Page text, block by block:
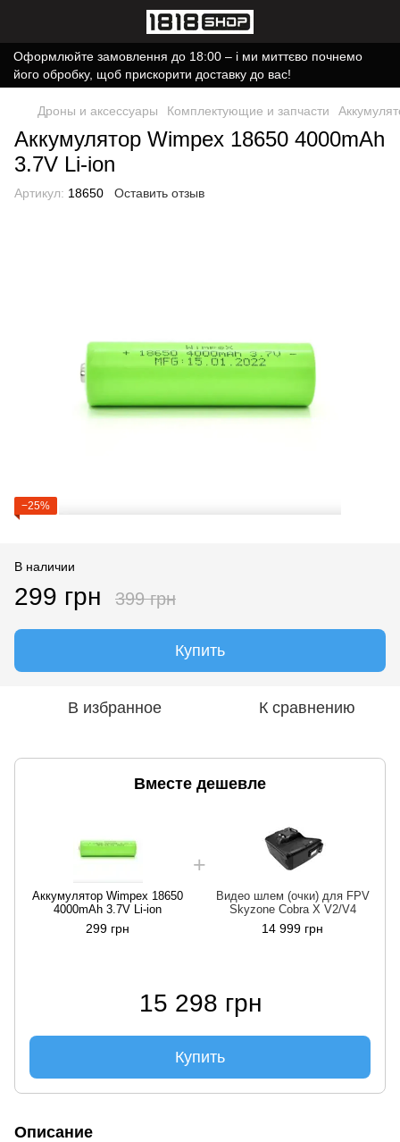
Оформлюйте замовлення до 18:00 – і ми миттєво почнемо
його обробку, щоб прискорити доставку до вас!
Дроны и аксессуары Комплектующие и запчасти
Аккумулятор Wimpex 18650 4000mAh
3.7V Li-ion
Артикул: 18650 Оставить отзыв
−25%
В наличии
299 грн 399 грн
Купить
В избранное К сравнению
Вместе дешевле
Аккумулятор Wimpex 18650
4000mAh 3.7V Li-ion
299 грн
Видео шлем (очки) для FPV
Skyzone Cobra X V2/V4
14 999 грн
15 298 грн
Купить
Описание